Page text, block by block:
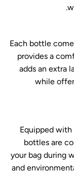
Each bottle
provides a
adds an extra
while
Equipped with
bottles are
your bag during
and